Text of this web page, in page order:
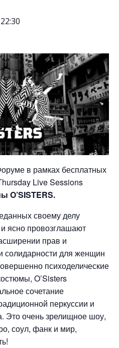
22:30
в рамках бесплатных
Live Sessions
O’SISTERS.
своему делу
ясно провозглашают
прав и
солидарности для женщин
психоделические
O’Sisters
сочетание
перкуссии и
Это очень зрелищное шоу,
соул, фанк и мир,